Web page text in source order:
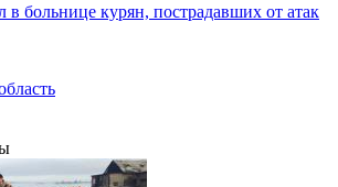
больнице курян, пострадавших от атак